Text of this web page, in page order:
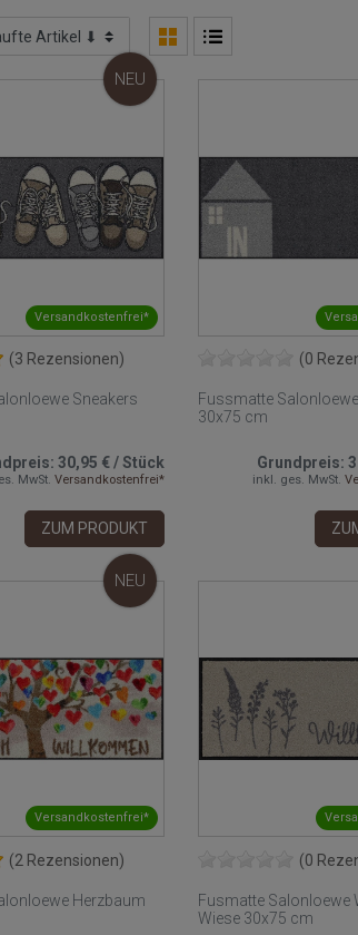
Versandkostenfrei*
NEU
(3 Rezensionen)
Sneakers
30,95 €/Stück
MwSt. Versandkostenfrei*
ZUM PRODUKT
(0
Fussmatte
30x75 cm
Grundpreis:
inkl. ges. MwSt.
Versandkostenfrei*
NEU
(2 Rezensionen)
Herzbaum
(0
Fusmatte Salonloewe
Wiese 30x75 cm